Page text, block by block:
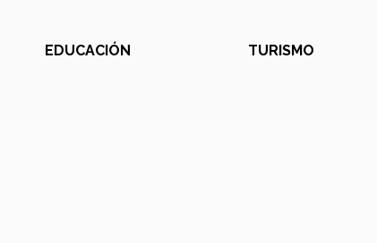
EDUCACIÓN TURISMO